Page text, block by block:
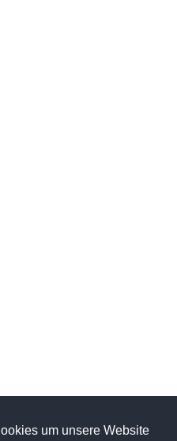
um unsere Website